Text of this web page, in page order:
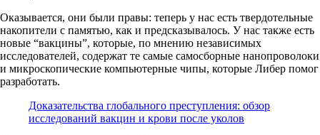
Оказывается, они были правы: теперь у нас есть твердотельные
накопители с памятью, как и предсказывалось. У нас также есть
новые “вакцины”, которые, по мнению независимых
исследователей, содержат те самые самосборные нанопроволоки
и микроскопические компьютерные чипы, которые Либер помог
разработать.
Доказательства глобального преступления: обзор
исследований вакцин и крови после уколов